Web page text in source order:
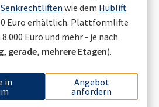
Senkrechtliften wie dem Hublift.
Euro erhältlich. Plattformlifte
Euro und mehr - je nach
gerade, mehrere Etagen).
in
Angebot
anfordern